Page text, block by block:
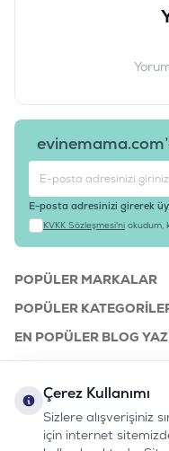
E-posta adresinizi girerek
KVKK Sözleşmesi'ni okudum,
POPÜLER MARKALAR
POPÜLER
EN POPÜLER BLOG
KURUMSAL
Çerez Kullanımı
Sizlere alışverişiniz
için internet